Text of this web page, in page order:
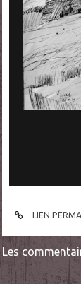
LIEN
Les